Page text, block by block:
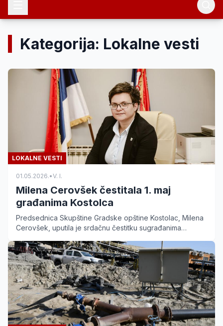
Kategorija: Lokalne vesti
LOKALNE VESTI
01.05.2026.•V. I.
Milena Cerovšek čestitala 1. maj
građanima Kostolca
Predsednica Skupštine Gradske opštine Kostolac, Milena
Cerovšek, uputila je srdačnu čestitku sugrađanima